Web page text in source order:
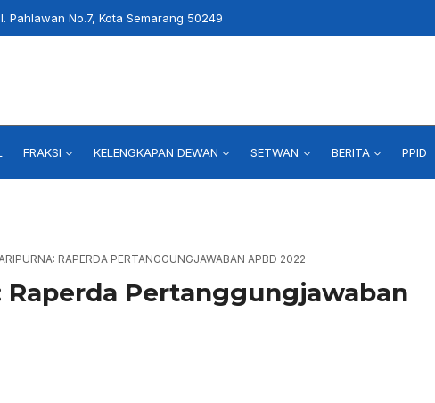
No.7, Kota Semarang 50249
FRAKSI KELENGKAPAN DEWAN SETWAN BERITA PPID
RAPERDA PERTANGGUNGJAWABAN APBD 2022
Raperda Pertanggungjawaban